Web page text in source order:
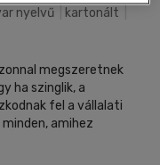
nyelvű kartonált
megszeretnek
ha szinglik, a
fel a vállalati
amihez